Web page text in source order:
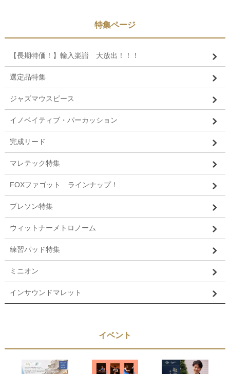
特集ページ
【長期特価！】輸入楽譜 大放出！！！
選定品特集
ジャズマウスピース
イノベイティブ・パーカッション
完成リード
マレテック特集
FOXファゴット ラインナップ！
プレソン特集
ウィットナーメトロノーム
練習パッド特集
ミニオン
インサウンドマレット
イベント